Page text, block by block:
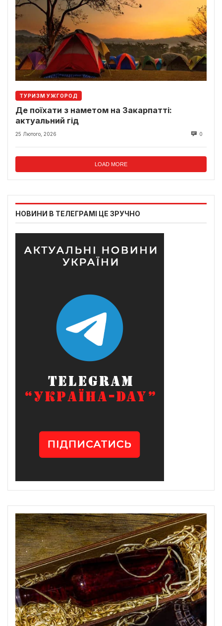
ТУРИЗМ УЖГОРОД
Де поїхати з наметом на Закарпатті:
актуальний гід
25 Лютого, 2026 0
LOAD MORE
НОВИНИ В ТЕЛЕГРАМІ ЦЕ ЗРУЧНО